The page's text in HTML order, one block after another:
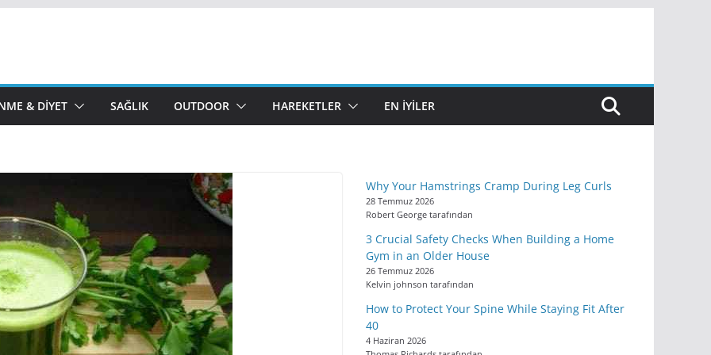
& DIYET SAĞLIK OUTDOOR HAREKETLER EN IYILER
Why Your Hamstrings Cramp During Leg Curls
28 Temmuz 2026
Robert George tarafından
3 Crucial Safety Checks When Building a Home
Gym in an Older House
26 Temmuz 2026
Kelvin johnson tarafından
How to Protect Your Spine While Staying Fit After
40
4 Haziran 2026